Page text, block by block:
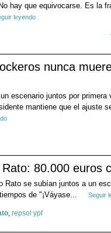
hay que equivocarse. Es la
leyendo
nunca
escenario juntos por primera
mantiene que el ajuste
80.000 euros
Rato se subían juntos a un
de "¡Váyase...
Seguir
, repsol ypf